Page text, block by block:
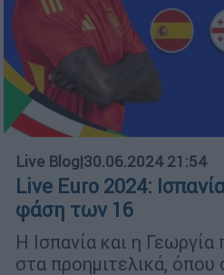
Live Blog|30.06.2024 21:54
Live Euro 2024:
φάση των 16
Η Ισπανία και η Γεωργία
στα προημιτελικά, όπου